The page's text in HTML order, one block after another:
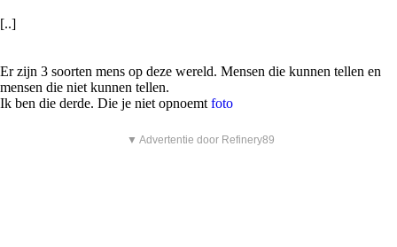
[..]
Er zijn 3 soorten mens op deze wereld. Mensen die kunnen tellen en
mensen die niet kunnen tellen.
Ik ben die derde. Die je niet opnoemt foto
▼ Advertentie door Refinery89